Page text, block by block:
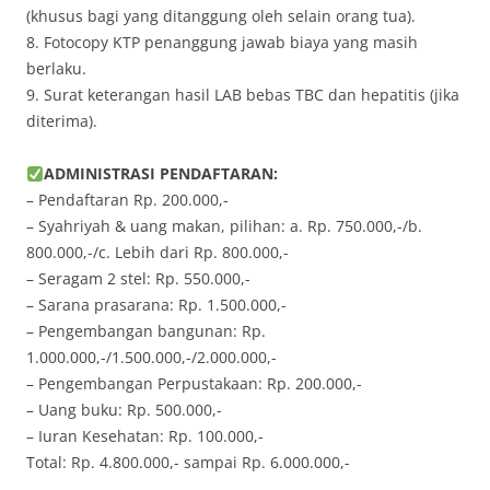
(khusus bagi yang ditanggung oleh selain orang tua).
8. Fotocopy KTP penanggung jawab biaya yang masih
berlaku.
9. Surat keterangan hasil LAB bebas TBC dan hepatitis (jika
diterima).
ADMINISTRASI PENDAFTARAN:
– Pendaftaran Rp. 200.000,-
– Syahriyah & uang makan, pilihan: a. Rp. 750.000,-/b.
800.000,-/c. Lebih dari Rp. 800.000,-
– Seragam 2 stel: Rp. 550.000,-
– Sarana prasarana: Rp. 1.500.000,-
– Pengembangan bangunan: Rp.
1.000.000,-/1.500.000,-/2.000.000,-
– Pengembangan Perpustakaan: Rp. 200.000,-
– Uang buku: Rp. 500.000,-
– Iuran Kesehatan: Rp. 100.000,-
Total: Rp. 4.800.000,- sampai Rp. 6.000.000,-